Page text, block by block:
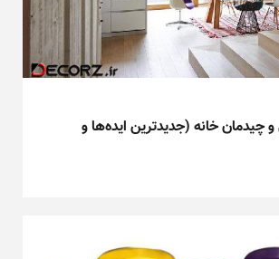
چیدمان خانه (جدیدترین ایده‌ها و